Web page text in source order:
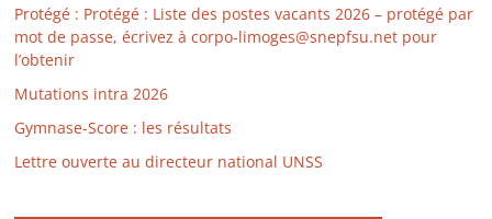
Protégé : Protégé : Liste des postes vacants 2026 – protégé par
mot de passe, écrivez à corpo-limoges@snepfsu.net pour
l’obtenir
Mutations intra 2026
Gymnase-Score : les résultats
Lettre ouverte au directeur national UNSS